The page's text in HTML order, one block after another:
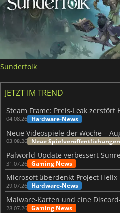
Sunderfolk
JETZT IM TREND
04.08.26 Hardware-News
03.08.26 Neue Spielveröffentlichungen
31.07.26 Gaming News
29.07.26 Hardware-News
28.07.26 Gaming News